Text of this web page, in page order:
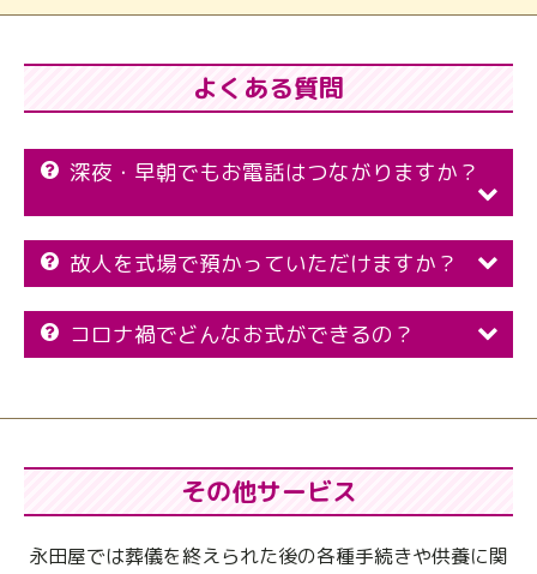
よくある質問
深夜・早朝でもお電話はつながりますか？
故人を式場で預かっていただけますか？
コロナ禍でどんなお式ができるの？
その他サービス
永田屋では葬儀を終えられた後の各種手続きや供養に関